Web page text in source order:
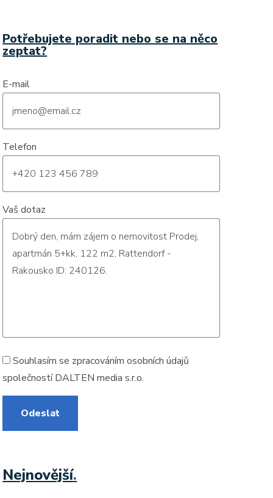
Potřebujete poradit nebo se na něco
zeptat?
E-mail
Telefon
Vaš dotaz
Souhlasím se zpracovánímosobních údajů
společností DALTEN media s.r.o.
Odeslat
Nejnovější.